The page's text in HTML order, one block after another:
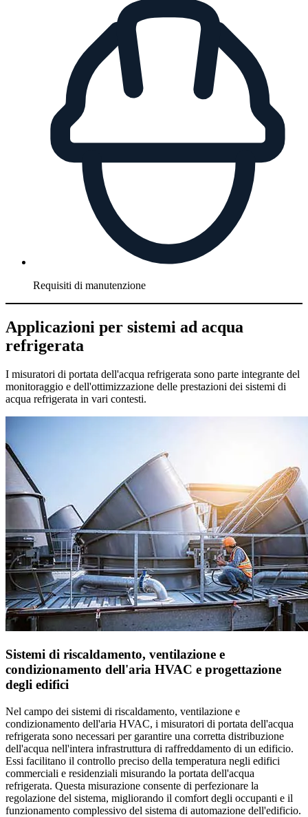
Requisiti di manutenzione
Applicazioni per sistemi ad acqua
refrigerata
I misuratori di portata dell'acqua refrigerata sono parte integrante del
monitoraggio e dell'ottimizzazione delle prestazioni dei sistemi di
acqua refrigerata in vari contesti.
Sistemi di riscaldamento, ventilazione e
condizionamento dell'aria HVAC e progettazione
degli edifici
Nel campo dei sistemi di riscaldamento, ventilazione e
condizionamento dell'aria HVAC, i misuratori di portata dell'acqua
refrigerata sono necessari per garantire una corretta distribuzione
dell'acqua nell'intera infrastruttura di raffreddamento di un edificio.
Essi facilitano il controllo preciso della temperatura negli edifici
commerciali e residenziali misurando la portata dell'acqua
refrigerata. Questa misurazione consente di perfezionare la
regolazione del sistema, migliorando il comfort degli occupanti e il
funzionamento complessivo del sistema di automazione dell'edificio.